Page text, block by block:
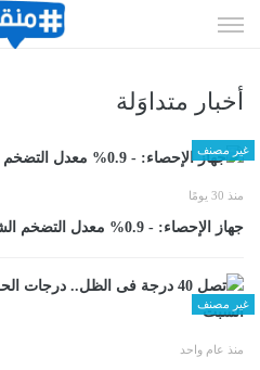
الى
أخبار متداوَلة
غير مصنف
منذ 30 يومًا
جهاز الإحصاء: - 0.9% معدل التضخم الشهرى لشهر يونيو 2026
غير مصنف
منذ عام واحد